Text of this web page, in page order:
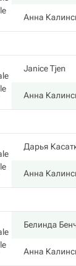
Анна
Janice Tjen
Анна
Дарья
Анна
Белинда
Анна